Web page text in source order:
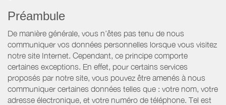
Préambule
De manière générale, vous n’êtes pas tenu de nous
communiquer vos données personnelles lorsque vous visitez
notre site Internet. Cependant, ce principe comporte
certaines exceptions. En effet, pour certains services
proposés par notre site, vous pouvez être amenés à nous
communiquer certaines données telles que : votre nom, votre
adresse électronique, et votre numéro de téléphone. Tel est